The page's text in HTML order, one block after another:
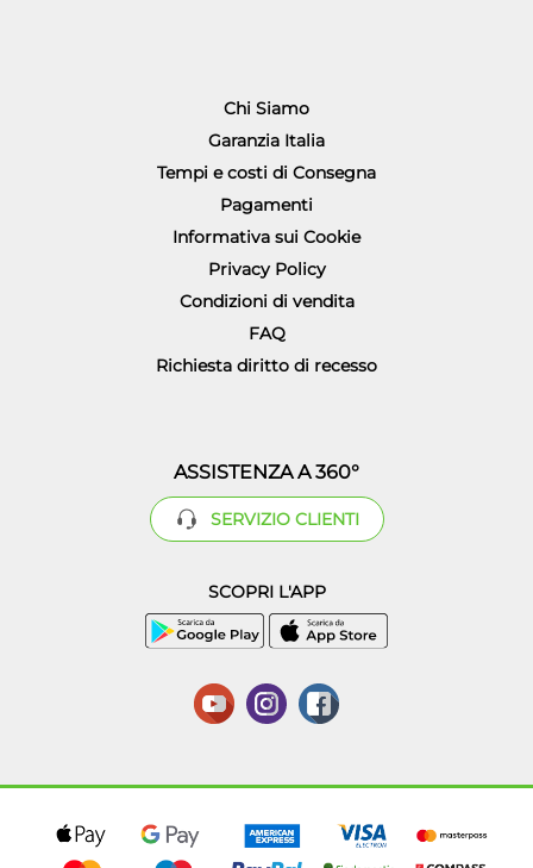
Chi Siamo
Garanzia Italia
Tempi e costi di Consegna
Pagamenti
Informativa sui Cookie
Privacy Policy
Condizioni di vendita
FAQ
Richiesta diritto di recesso
ASSISTENZA A 360°
SERVIZIO CLIENTI
SCOPRI L'APP